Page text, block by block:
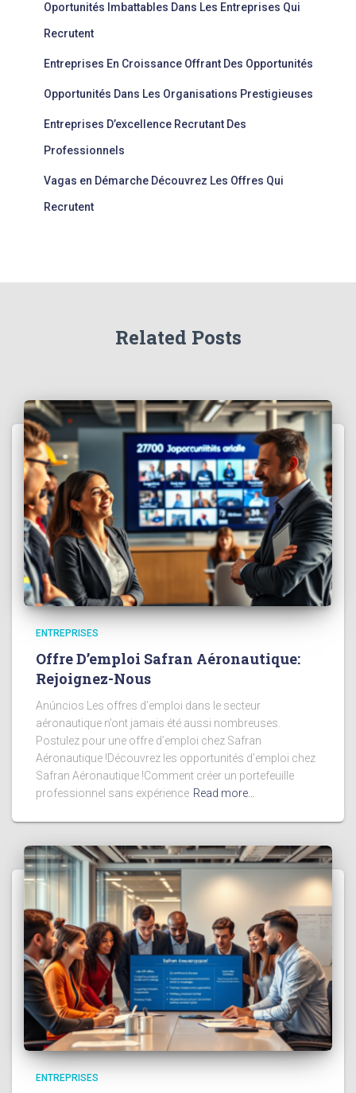
Oportunités Imbattables Dans Les Entreprises Qui
Recrutent
Entreprises En Croissance Offrant Des Opportunités
Opportunités Dans Les Organisations Prestigieuses
Entreprises D’excellence Recrutant Des
Professionnels
Vagas en Démarche Découvrez Les Offres Qui
Recrutent
Related Posts
ENTREPRISES
Offre D’emploi Safran Aéronautique:
Rejoignez-Nous
Anúncios Les offres d’emploi dans le secteur
aéronautique n’ont jamais été aussi nombreuses.
Postulez pour une offre d’emploi chez Safran
Aéronautique !Découvrez les opportunités d’emploi chez
Safran Aéronautique !Comment créer un portefeuille
professionnel sans expérience Read more…
ENTREPRISES